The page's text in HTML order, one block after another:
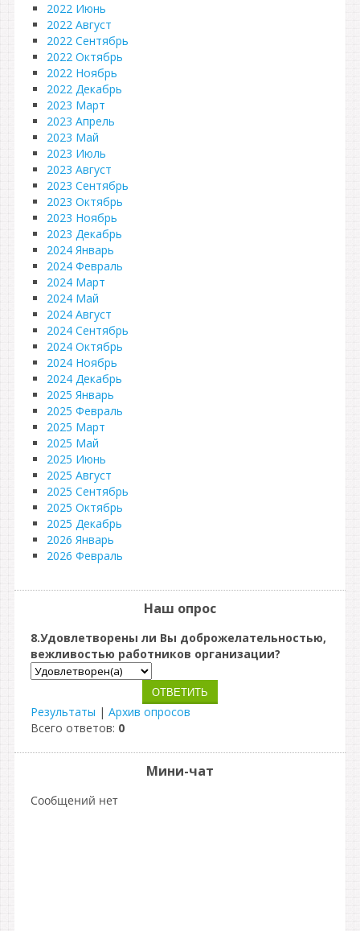
2022 Июнь
2022 Август
2022 Сентябрь
2022 Октябрь
2022 Ноябрь
2022 Декабрь
2023 Март
2023 Апрель
2023 Май
2023 Июль
2023 Август
2023 Сентябрь
2023 Октябрь
2023 Ноябрь
2023 Декабрь
2024 Январь
2024 Февраль
2024 Март
2024 Май
2024 Август
2024 Сентябрь
2024 Октябрь
2024 Ноябрь
2024 Декабрь
2025 Январь
2025 Февраль
2025 Март
2025 Май
2025 Июнь
2025 Август
2025 Сентябрь
2025 Октябрь
2025 Декабрь
2026 Январь
2026 Февраль
Наш опрос
8.Удовлетворены ли Вы доброжелательностью,
вежливостью работников организации?
Результаты | Архив опросов
Всего ответов: 0
Мини-чат